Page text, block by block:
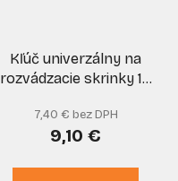
Kľúč univerzálny na
rozvádzacie skrinky 10
TOOLS
7,40 € bez DPH
9,10 €